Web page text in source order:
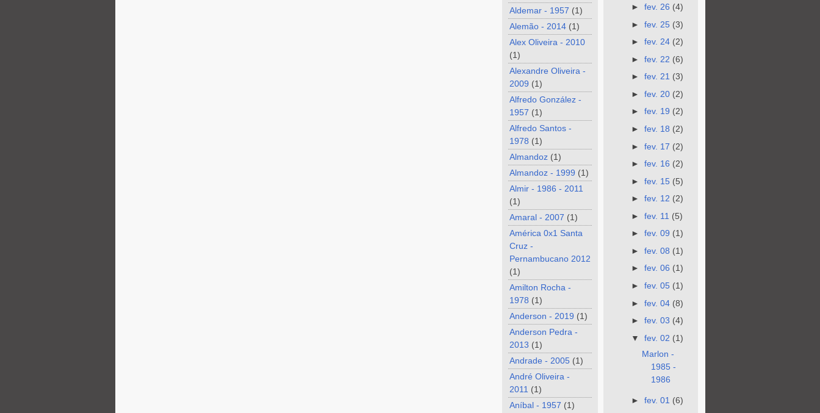
Aldemar - 1957 (1)
Alemão - 2014 (1)
Alex Oliveira - 2010
(1)
Alexandre Oliveira -
2009 (1)
Alfredo González -
1957 (1)
Alfredo Santos -
1978 (1)
Almandoz (1)
Almandoz - 1999 (1)
Almir - 1986 - 2011
(1)
Amaral - 2007 (1)
América 0x1 Santa
Cruz -
Pernambucano 2012
(1)
Amilton Rocha -
1978 (1)
Anderson - 2019 (1)
Anderson Pedra -
2013 (1)
Andrade - 2005 (1)
André Oliveira -
2011 (1)
Aníbal - 1957 (1)
► fev. 26 (4)
► fev. 25 (3)
► fev. 24 (2)
► fev. 22 (6)
► fev. 21 (3)
► fev. 20 (2)
► fev. 19 (2)
► fev. 18 (2)
► fev. 17 (2)
► fev. 16 (2)
► fev. 15 (5)
► fev. 12 (2)
► fev. 11 (5)
► fev. 09 (1)
► fev. 08 (1)
► fev. 06 (1)
► fev. 05 (1)
► fev. 04 (8)
► fev. 03 (4)
▼ fev. 02 (1)
Marlon -
1985 -
1986
► fev. 01 (6)